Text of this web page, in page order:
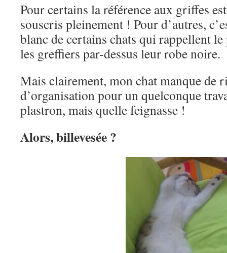
Pour certains la référence aux griffes
souscris pleinement ! Pour d’autres,
blanc de certains chats qui rappellent
les greffiers par-dessus leur robe noire.
Mais clairement, mon chat manque de
d’organisation pour un quelconque
plastron, mais quelle feignasse !
Alors, billevesée ?